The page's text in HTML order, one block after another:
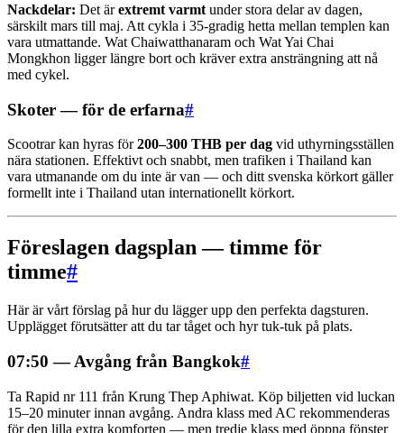
Nackdelar: Det ärextremt varmt under stora delar av dagen,
särskilt mars till maj. Att cykla i 35-gradig hetta mellan templen kan
vara utmattande. Wat Chaiwatthanaram och Wat Yai Chai
Mongkhon ligger längre bort och kräver extra ansträngning att nå
med cykel.
Skoter — för de erfarna#
Scootrar kan hyras för200–300 THB per dag vid uthyrningsställen
nära stationen. Effektivt och snabbt, men trafiken i Thailand kan
vara utmanande om du inte är van — och ditt svenska körkort gäller
formellt inte i Thailand utan internationellt körkort.
Föreslagen dagsplan — timme för
timme#
Här är vårt förslag på hur du lägger upp den perfekta dagsturen.
Upplägget förutsätter att du tar tåget och hyr tuk-tuk på plats.
07:50 — Avgång från Bangkok#
Ta Rapid nr 111 från Krung Thep Aphiwat. Köp biljetten vid luckan
15–20 minuter innan avgång. Andra klass med AC rekommenderas
för den lilla extra komforten — men tredje klass med öppna fönster